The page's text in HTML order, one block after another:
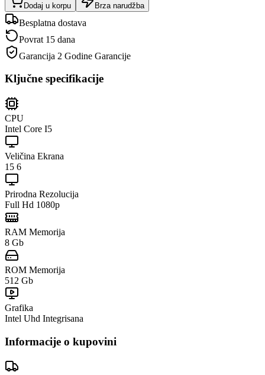
Dodaj u korpu Brza narudžba
Besplatna dostava
Povrat 15 dana
Garancija 2 Godine Garancije
Ključne specifikacije
CPU
Intel Core I5
Veličina Ekrana
15 6
Prirodna Rezolucija
Full Hd 1080p
RAM Memorija
8 Gb
ROM Memorija
512 Gb
Grafika
Intel Uhd Integrisana
Informacije o kupovini